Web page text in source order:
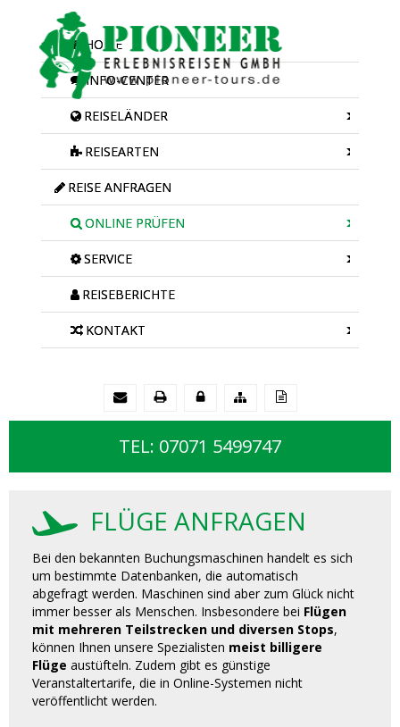
HOME
INFO-CENTER
REISELÄNDER
REISEARTEN
REISE ANFRAGEN
ONLINE PRÜFEN
SERVICE
REISEBERICHTE
KONTAKT
TEL: 07071 5499747
FLÜGE ANFRAGEN
Bei den bekannten Buchungsmaschinen handelt es sich
um bestimmte Datenbanken, die automatisch
abgefragt werden. Maschinen sind aber zum Glück nicht
immer besser als Menschen. Insbesondere bei Flügen
mit mehreren Teilstrecken und diversen Stops,
können Ihnen unsere Spezialisten meist billigere
Flüge austüfteln. Zudem gibt es günstige
Veranstaltertarife, die in Online-Systemen nicht
veröffentlicht werden.